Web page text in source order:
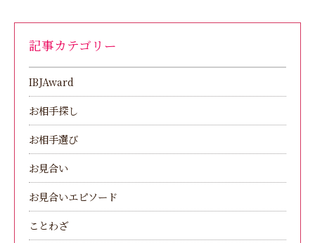
記事カテゴリー
IBJAward
お相手探し
お相手選び
お見合い
お見合いエピソード
ことわざ